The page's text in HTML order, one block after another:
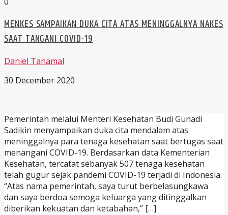
MENKES SAMPAIKAN DUKA CITA ATAS MENINGGALNYA NAKES
SAAT TANGANI COVID-19
Daniel Tanamal
30 December 2020
Pemerintah melalui Menteri Kesehatan Budi Gunadi
Sadikin menyampaikan duka cita mendalam atas
meninggalnya para tenaga kesehatan saat bertugas saat
menangani COVID-19. Berdasarkan data Kementerian
Kesehatan, tercatat sebanyak 507 tenaga kesehatan
telah gugur sejak pandemi COVID-19 terjadi di Indonesia.
“Atas nama pemerintah, saya turut berbelasungkawa
dan saya berdoa semoga keluarga yang ditinggalkan
diberikan kekuatan dan ketabahan,” […]